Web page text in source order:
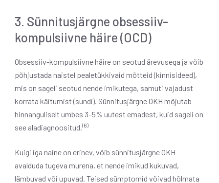
3. Sünnitusjärgne obsessiiv-
kompulsiivne häire (OCD)
Obsessiiv-kompulsiivne häire on seotud ärevusega ja võib
põhjustada naistel pealetükkivaid mõtteid (kinnisideed),
mis on sageli seotud nende imikutega, samuti vajadust
korrata käitumist (sundi). Sünnitusjärgne OKH mõjutab
hinnanguliselt umbes 3–5% uutest emadest, kuid sageli on
see aladiagnoositud. (6)
Kuigi iga naine on erinev, võib sünnitusjärgne OKH
avalduda tugeva murena, et nende imikud kukuvad,
lämbuvad või upuvad. Teised sümptomid võivad hõlmata